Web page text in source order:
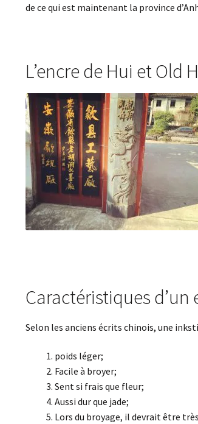
de ce qui est maintenant la province
L’encre de Hui et Old
Caractéristiques
Selon les anciens écrits chinois, une
poids léger;
Facile à broyer;
Sent si frais que fleur;
Aussi dur que jade;
Lors du broyage, il devrait être